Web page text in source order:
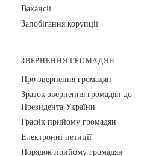
Вакансії
Запобігання корупції
ЗВЕРНЕННЯ ГРОМАДЯН
Про звернення громадян
Зразок звернення громадян до
Президента України
Графік прийому громадян
Електронні петиції
Порядок прийому громадян